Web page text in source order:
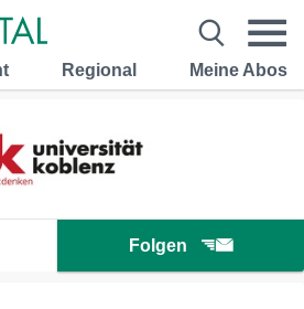
Regional Meine Abos
Folgen